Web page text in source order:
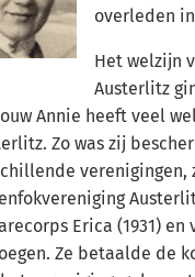
overleden
Het welzijn
Austerlitz
Annie heeft veel
Zo was zij
verenigingen,
Erica (1931) en
Ze betaalde de